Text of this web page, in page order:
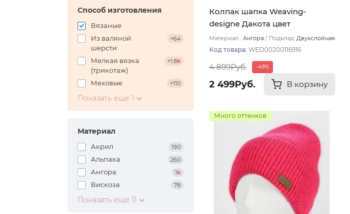
Способ изготовления
Вязаные
Из валяной
шерсти
+64
Мелкая вязка
(трикотаж)
+1.8k
Меховые +110
Показать еще 1
Материал
Акрил 190
Альпака 260
Ангора 1k
Вискоза 78
Показать еще 11
Колпак шапка Weaving-
designe Дакота цвет
Бирюзовый
Материал : Ангора Подклад: Двухслойная
Код товара: WED00200116916
4 899Руб. -49%
2 499Руб. В корзину
Много оттенков